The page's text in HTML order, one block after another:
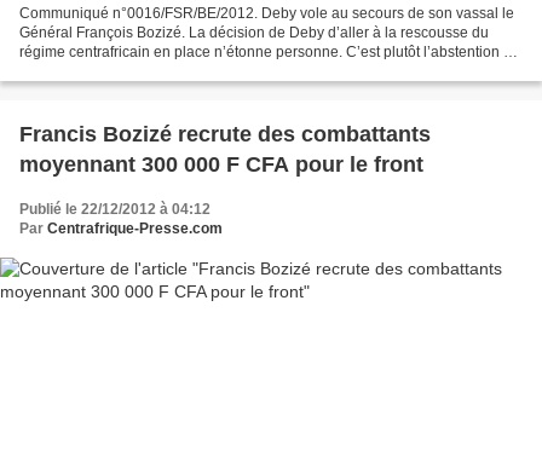
Communiqué n°0016/FSR/BE/2012. Deby vole au secours de son vassal le
Général François Bozizé. La décision de Deby d’aller à la rescousse du
régime centrafricain en place n’étonne personne. C’est plutôt l’abstention de
Francis Bozizé recrute des combattants
moyennant 300 000 F CFA pour le front
Publié le 22/12/2012 à 04:12
Par Centrafrique-Presse.com